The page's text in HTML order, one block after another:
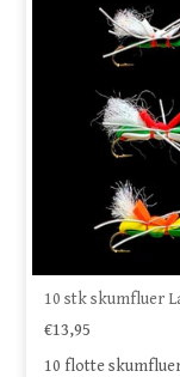
10 stk skumfluer
€13,95
10 flotte